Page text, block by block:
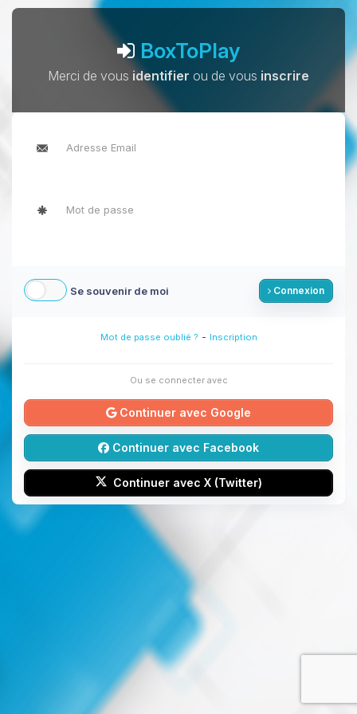
BoxToPlay
Merci de vous identifier ou de vous inscrire
Se souvenir de moi Connexion
Mot de passe oublié ? - Inscription
Ou se connecter avec
Continuer avec Google
Continuer avec Facebook
Continuer avec X (Twitter)